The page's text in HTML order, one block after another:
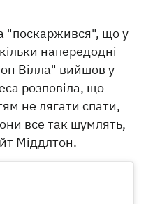
"поскаржився", що у
напередодні
Вілла" вийшов у
розповіла, що
не лягати спати,
все так шумлять,
Міддлтон.